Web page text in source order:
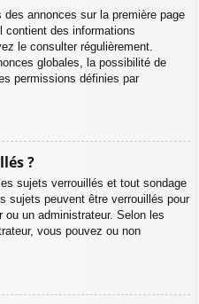
annonces sur la première page
contient des informations
le consulter régulièrement.
globales, la possibilité de
permissions définies par
?
sujets verrouillés et tout sondage
sujets peuvent être verrouillés pour
ou un administrateur. Selon les
vous pouvez ou non